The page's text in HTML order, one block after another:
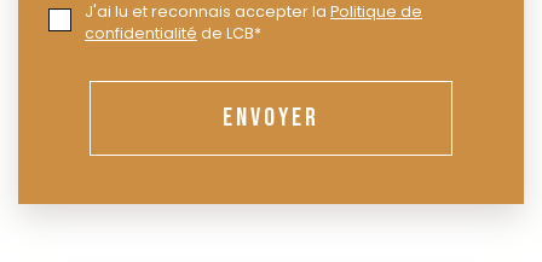
J'ai lu et reconnais accepter la Politique de
confidentialité de LCB*
ENVOYER